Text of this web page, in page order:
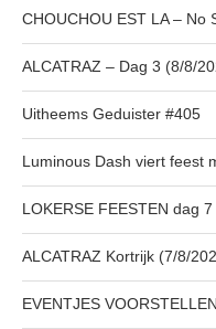
CHOUCHOU EST LA – No
ALCATRAZ – Dag 3 (8/8/
Uitheems Geduister #405
Luminous Dash viert feest
LOKERSE FEESTEN dag
ALCATRAZ Kortrijk (7/8/
EVENTJES